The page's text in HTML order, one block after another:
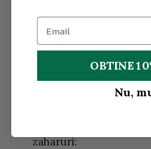
grasimi:
zaharuri:
OBTINE
Nu,